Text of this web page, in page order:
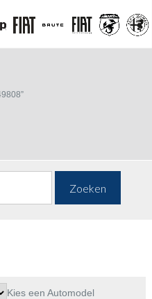
Zoeken
Kies een Automodel